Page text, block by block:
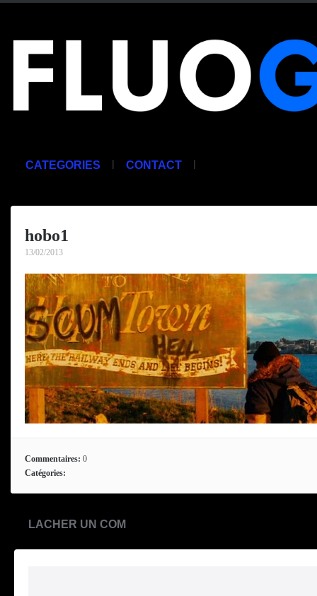
CATEGORIES | CONTACT |
hobo1
13/02/2013
Commentaires: 0
Catégories:
LACHER UN COM